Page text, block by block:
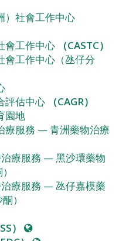
）社會工作中心
會工作中心
（CASTC）
會工作中心（氹仔分
評估中心
（CAGR）
園地
療服務 — 青洲藥物治療
療服務 — 黑沙環藥物
療服務 — 氹仔嘉模藥
）
）
網